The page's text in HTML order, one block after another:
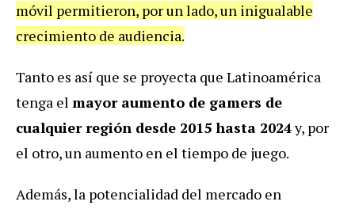
móvil permitieron, por un lado, un inigualable
crecimiento de audiencia.
Tanto es así que se proyecta que Latinoamérica
tenga el mayor aumento de gamers de
cualquier región desde 2015 hasta 2024y, por
el otro, un aumento en el tiempo de juego.
Además, la potencialidad del mercado en